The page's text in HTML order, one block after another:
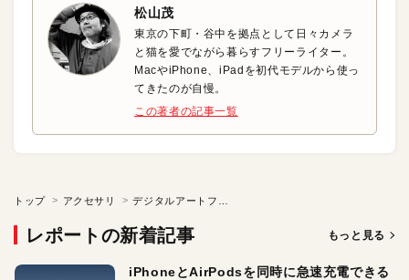
松山茂
東京の下町・谷中を拠点として日々カメラ
と猫を愛でながら暮らすフリーライター。
MacやiPhone、iPadを初代モデルから使っ
てきたのが自慢。
この著者の記事一覧
トップ アクセサリ
レポートの新着記事 もっと見る
iPhoneとAirPodsを同時に急速充電できる